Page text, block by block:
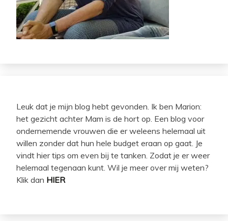
Leuk dat je mijn blog hebt gevonden. Ik ben Marion:
het gezicht achter Mam is de hort op. Een blog voor
ondernemende vrouwen die er weleens helemaal uit
willen zonder dat hun hele budget eraan op gaat. Je
vindt hier tips om even bij te tanken. Zodat je er weer
helemaal tegenaan kunt. Wil je meer over mij weten?
Klik dan HIER